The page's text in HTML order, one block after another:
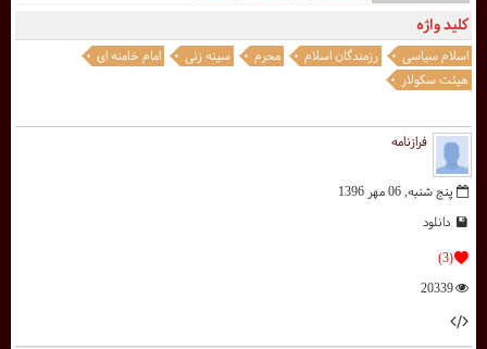
فرازنامه
پنج شنبه, 06 مهر 1396
دانلود
(3)
20339
کلید واژه
اسلام سیاسی رزمندگان اسلام محرم سینه زنی
امام خامنه ای
هیئت سکولار